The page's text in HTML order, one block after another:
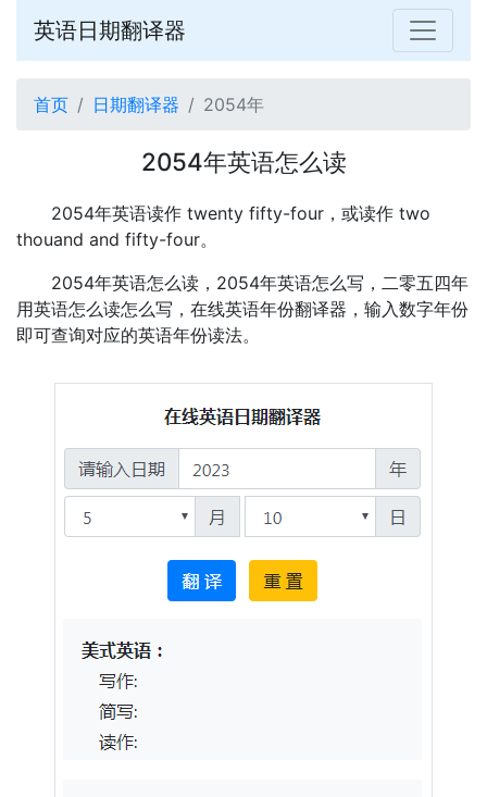
英语日期翻译器
首页 日期翻译器 2054年
2054年英语怎么读
2054年英语读作 twenty fifty-four，或读作 two
thouand and fifty-four。
2054年英语怎么读，2054年英语怎么写，二零五四年
用英语怎么读怎么写，在线英语年份翻译器，输入数字年份
即可查询对应的英语年份读法。